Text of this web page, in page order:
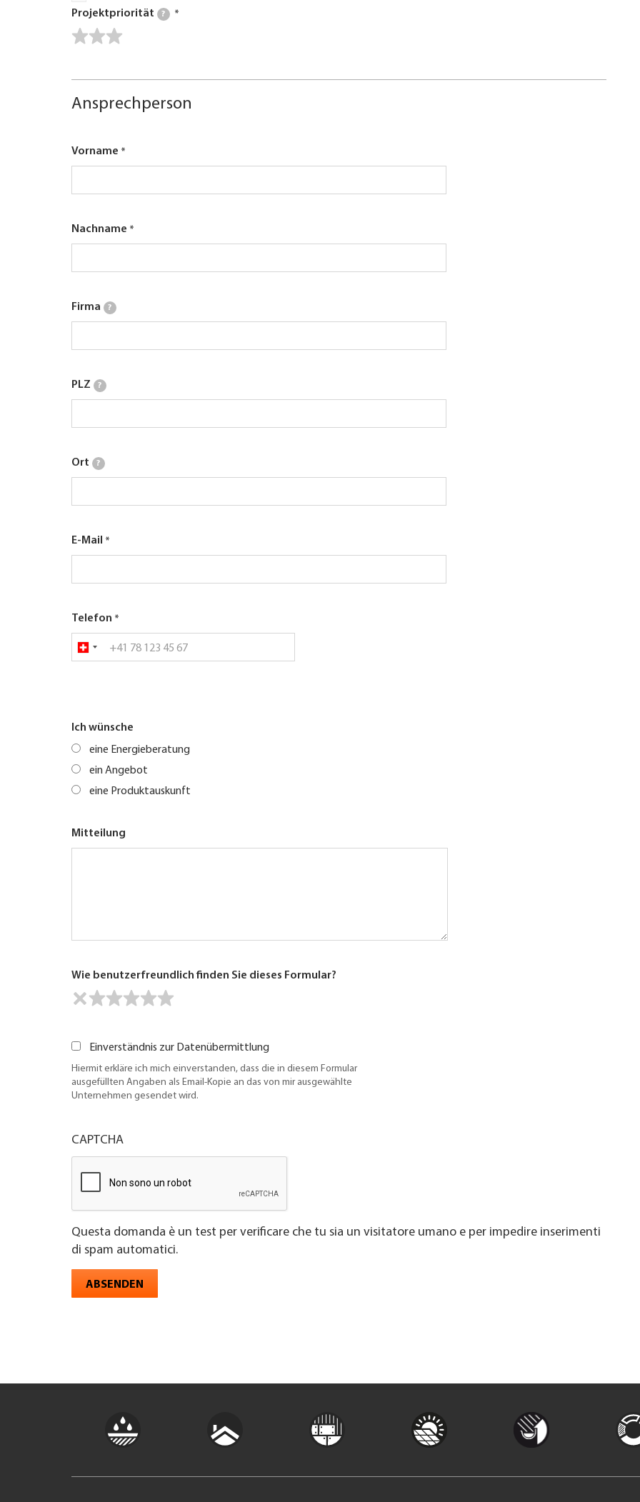
Projektpriorität ?
Ansprechperson
Vorname
Nachname
Firma ?
PLZ ?
Ort ?
E-Mail
Telefon
Ich wünsche
eine Energieberatung
ein Angebot
eine Produktauskunft
Mitteilung
Wie benutzerfreundlich finden Sie dieses Formular?
Einverständnis zur Datenübermittlung
Hiermit erkläre ich mich einverstanden, dass die in diesem Formular
ausgefüllten Angaben als Email-Kopie an das von mir ausgewählte
Unternehmen gesendet wird.
CAPTCHA
Questa domanda è un test per verificare che tu sia un visitatore umano e per impedire inserimenti
di spam automatici.
ABSENDEN